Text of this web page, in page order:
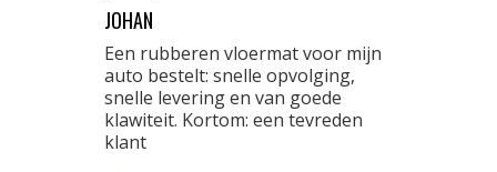
JOHAN
Een rubberen vloermat voor mijn
auto bestelt: snelle opvolging,
snelle levering en van goede
klawiteit. Kortom: een tevreden
klant